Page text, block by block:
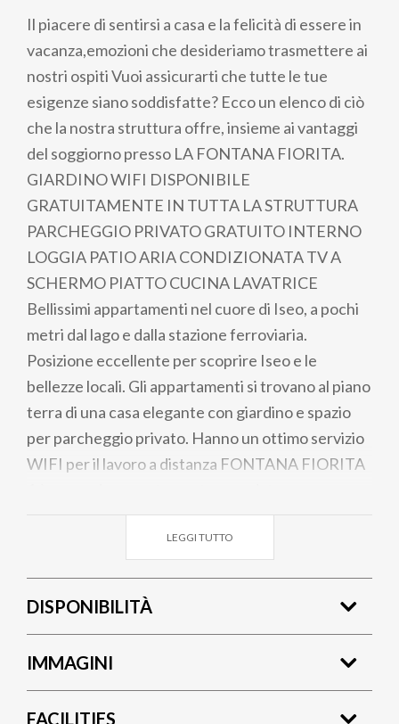
Il piacere di sentirsi a casa e la felicità di essere in
vacanza,emozioni che desideriamo trasmettere ai
nostri ospiti Vuoi assicurarti che tutte le tue
esigenze siano soddisfatte? Ecco un elenco di ciò
che la nostra struttura offre, insieme ai vantaggi
del soggiorno presso LA FONTANA FIORITA.
GIARDINO WIFI DISPONIBILE
GRATUITAMENTE IN TUTTA LA STRUTTURA
PARCHEGGIO PRIVATO GRATUITO INTERNO
LOGGIA PATIO ARIA CONDIZIONATA TV A
SCHERMO PIATTO CUCINA LAVATRICE
Bellissimi appartamenti nel cuore di Iseo, a pochi
metri dal lago e dalla stazione ferroviaria.
Posizione eccellente per scoprire Iseo e le
bellezze locali. Gli appartamenti si trovano al piano
terra di una casa elegante con giardino e spazio
per parcheggio privato. Hanno un ottimo servizio
WIFI per il lavoro a distanza FONTANA FIORITA
cura e ricerca del dettaglio per ospiti abituati al
bello . Due camere da letto, una matrimoniale con
possono unire. L'accesso al patio esterno e al
giardino è diretto. L'area living open space con
FIORITA 2 ha una camera da letto dotata di 3 letti
singoli che possono essere combinati generando
LEGGI TUTTO
DISPONIBILITÀ
IMMAGINI
FACILITIES